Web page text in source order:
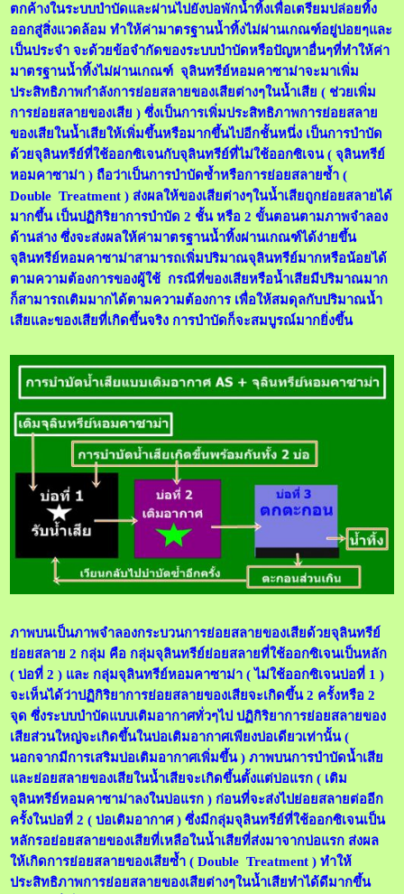
ตกค้างในระบบบำบัดและผ่านไปยังบ่อพักน้ำทิ้งเพื่อเตรียมปล่อยทิ้ง
ออกสู่สิ่งแวดล้อม ทำให้ค่ามาตรฐานน้ำทิ้งไม่ผ่านเกณฑ์อยู่บ่อยๆและ
เป็นประจำ จะด้วยข้อจำกัดของระบบบำบัดหรือปัญหาอื่นๆที่ทำให้ค่า
มาตรฐานน้ำทิ้งไม่ผ่านเกณฑ์ จุลินทรีย์หอมคาซาม่าจะมาเพิ่ม
ประสิทธิภาพกำลังการย่อยสลายของเสียต่างๆในน้ำเสีย ( ช่วยเพิ่ม
การย่อยสลายของเสีย ) ซึ่งเป็นการเพิ่มประสิทธิภาพการย่อยสลาย
ของเสียในน้ำเสียให้เพิ่มขึ้นหรือมากขึ้นไปอีกชั้นหนึ่ง เป็นการบำบัด
ด้วยจุลินทรีย์ที่ใช้ออกซิเจนกับจุลินทรีย์ที่ไม่ใช้ออกซิเจน ( จุลินทรีย์
หอมคาซาม่า ) ถือว่าเป็นการบำบัดซ้ำหรือการย่อยสลายซ้ำ (
Double Treatment ) ส่งผลให้ของเสียต่างๆในน้ำเสียถูกย่อยสลายได้
มากขึ้น เป็นปฏิกิริยาการบำบัด 2 ชั้น หรือ 2 ขั้นตอนตามภาพจำลอง
ด้านล่าง ซึ่งจะส่งผลให้ค่ามาตรฐานน้ำทิ้งผ่านเกณฑ์ได้ง่ายขึ้น
จุลินทรีย์หอมคาซาม่าสามารถเพิ่มปริมาณจุลินทรีย์มากหรือน้อยได้
ตามความต้องการของผู้ใช้ กรณีที่ของเสียหรือน้ำเสียมีปริมาณมาก
ก็สามารถเติมมากได้ตามความต้องการ เพื่อให้สมดุลกับปริมาณน้ำ
เสียและของเสียที่เกิดขึ้นจริง การบำบัดก็จะสมบูรณ์มากยิ่งขึ้น
ภาพบนเป็นภาพจำลองกระบวนการย่อยสลายของเสียด้วยจุลินทรีย์
ย่อยสลาย 2 กลุ่ม คือ กลุ่มจุลินทรีย์ย่อยสลายที่ใช้ออกซิเจนเป็นหลัก
( บ่อที่ 2 ) และ กลุ่มจุลินทรีย์หอมคาซาม่า ( ไม่ใช้ออกซิเจนบ่อที่ 1 )
จะเห็นได้ว่าปฏิกิริยาการย่อยสลายของเสียจะเกิดขึ้น 2 ครั้งหรือ 2
จุด ซึ่งระบบบำบัดแบบเติมอากาศทั่วๆไป ปฏิกิริยาการย่อยสลายของ
เสียส่วนใหญ่จะเกิดขึ้นในบ่อเติมอากาศเพียงบ่อเดียวเท่านั้น (
นอกจากมีการเสริมบ่อเติมอากาศเพิ่มขึ้น ) ภาพบนการบำบัดน้ำเสีย
และย่อยสลายของเสียในน้ำเสียจะเกิดขึ้นตั้งแต่บ่อแรก ( เติม
จุลินทรีย์หอมคาซาม่าลงในบ่อแรก ) ก่อนที่จะส่งไปย่อยสลายต่ออีก
ครั้งในบ่อที่ 2 ( บ่อเติมอากาศ ) ซึ่งมีกลุ่มจุลินทรีย์ที่ใช้ออกซิเจนเป็น
หลักรอย่อยสลายของเสียที่เหลือในน้ำเสียที่ส่งมาจากบ่อแรก ส่งผล
ให้เกิดการย่อยสลายของเสียซ้ำ ( Double Treatment ) ทำให้
ประสิทธิภาพการย่อยสลายของเสียต่างๆในน้ำเสียทำได้ดีมากขึ้น